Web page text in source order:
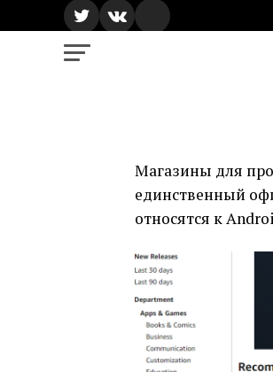
Магазины для
единственный
относятся к